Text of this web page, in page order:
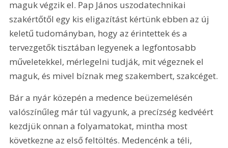
maguk végzik el. Pap János uszodatechnikai
szakértőtől egy kis eligazítást kértünk ebben az új
keletű tudományban, hogy az érintettek és a
tervezgetők tisztában legyenek a legfontosabb
műveletekkel, mérlegelni tudják, mit végeznek el
maguk, és mivel bíznak meg szakembert, szakcéget.
Bár a nyár közepén a medence beüzemelésén
valószínűleg már túl vagyunk, a precízség kedvéért
kezdjük onnan a folyamatokat, mintha most
következne az első feltöltés. Medencénk a téli,